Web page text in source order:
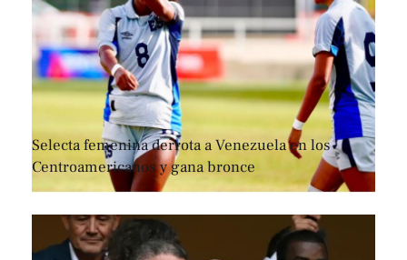
Selecta femenina derrota a Venezuela en los
Centroamericanos y gana bronce